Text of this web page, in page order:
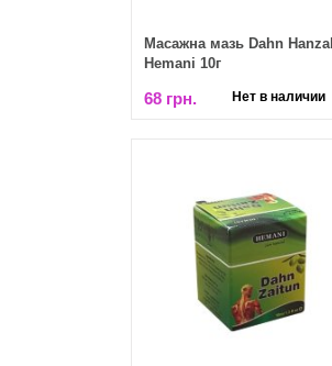
Масажна мазь Dahn Hanzal
Hemani 10г
68 грн. Нет в наличии